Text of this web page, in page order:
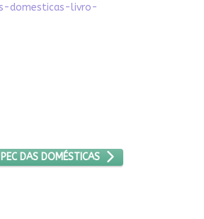
domesticas-livro-
DRIBLARAM A PEC DAS DOMÉSTICAS
DAS DOMÉSTICAS